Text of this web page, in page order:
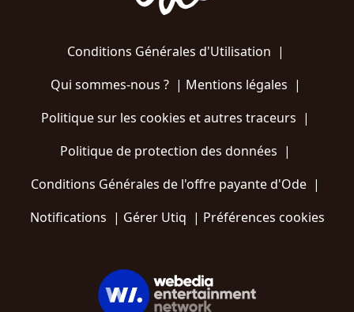
Conditions Générales d'Utilisation |
Qui sommes-nous ?| Mentions légales |
Politique sur les cookies et autres traceurs |
Politique de protection des données |
Conditions Générales de l'offre payante d'Ode |
Notifications | Gérer Utiq | Préférences cookies